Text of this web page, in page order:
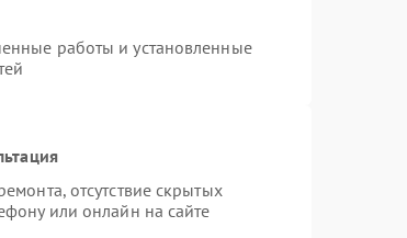
работы и установленные
отсутствие скрытых
или онлайн на сайте